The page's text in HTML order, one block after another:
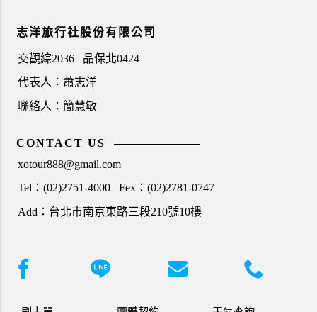
志洋旅行社股份有限公司
交觀綜2036
品保北0424
代表人：蕭志洋
聯絡人：簡慧敏
CONTACT US
xotour888@gmail.com
Tel：(02)2751-4000
Fex：(02)2781-0747
Add：台北市南京東路三段210號10樓